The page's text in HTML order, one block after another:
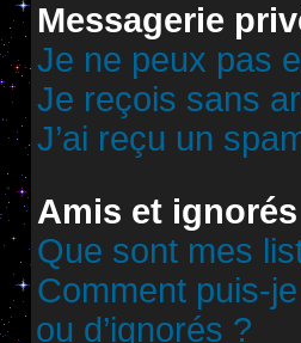
Messagerie
Je ne peux pas
Je reçois sans
J’ai reçu un
Amis et ignorés
Que sont mes
Comment puis-
ou d’ignorés ?